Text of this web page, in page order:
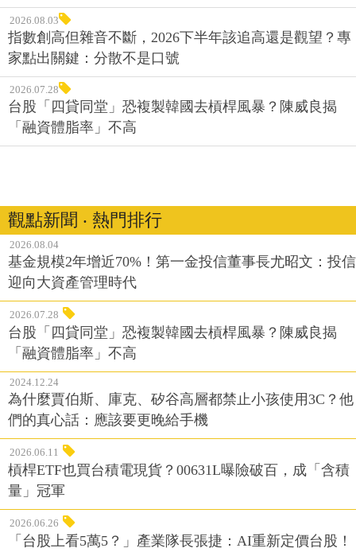
2026.08.03
指數創高但雜音不斷，2026下半年該追高還是觀望？專
家點出關鍵：分散不是口號
2026.07.28
台股「四貸同堂」恐複製韓國去槓桿風暴？陳威良揭
「融資體脂率」不高
觀點新聞 ‧ 熱門排行
2026.08.04
基金規模2年增近70%！第一金投信董事長尤昭文：投信
迎向大資產管理時代
2026.07.28
台股「四貸同堂」恐複製韓國去槓桿風暴？陳威良揭
「融資體脂率」不高
2024.12.24
為什麼賈伯斯、庫克、矽谷高層都禁止小孩使用3C？他
們的真心話：應該要更晚給手機
2026.06.11
槓桿ETF也買台積電現貨？00631L曝險破百，成「含積
量」冠軍
2026.06.26
「台股上看5萬5？」產業隊長張捷：AI重新定價台股！